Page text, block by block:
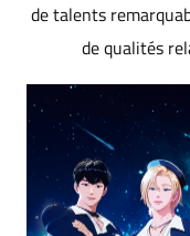
de talents
de qualités